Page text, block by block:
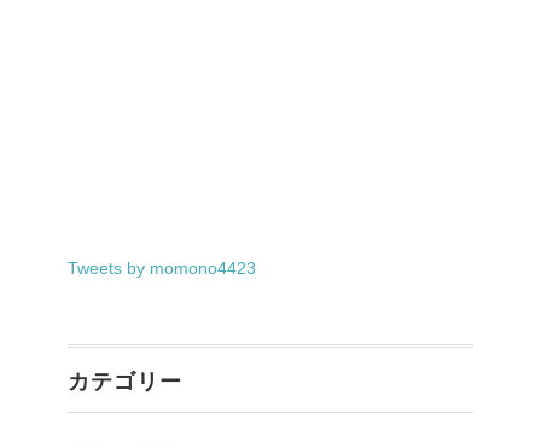
Tweets by momono4423
カテゴリー